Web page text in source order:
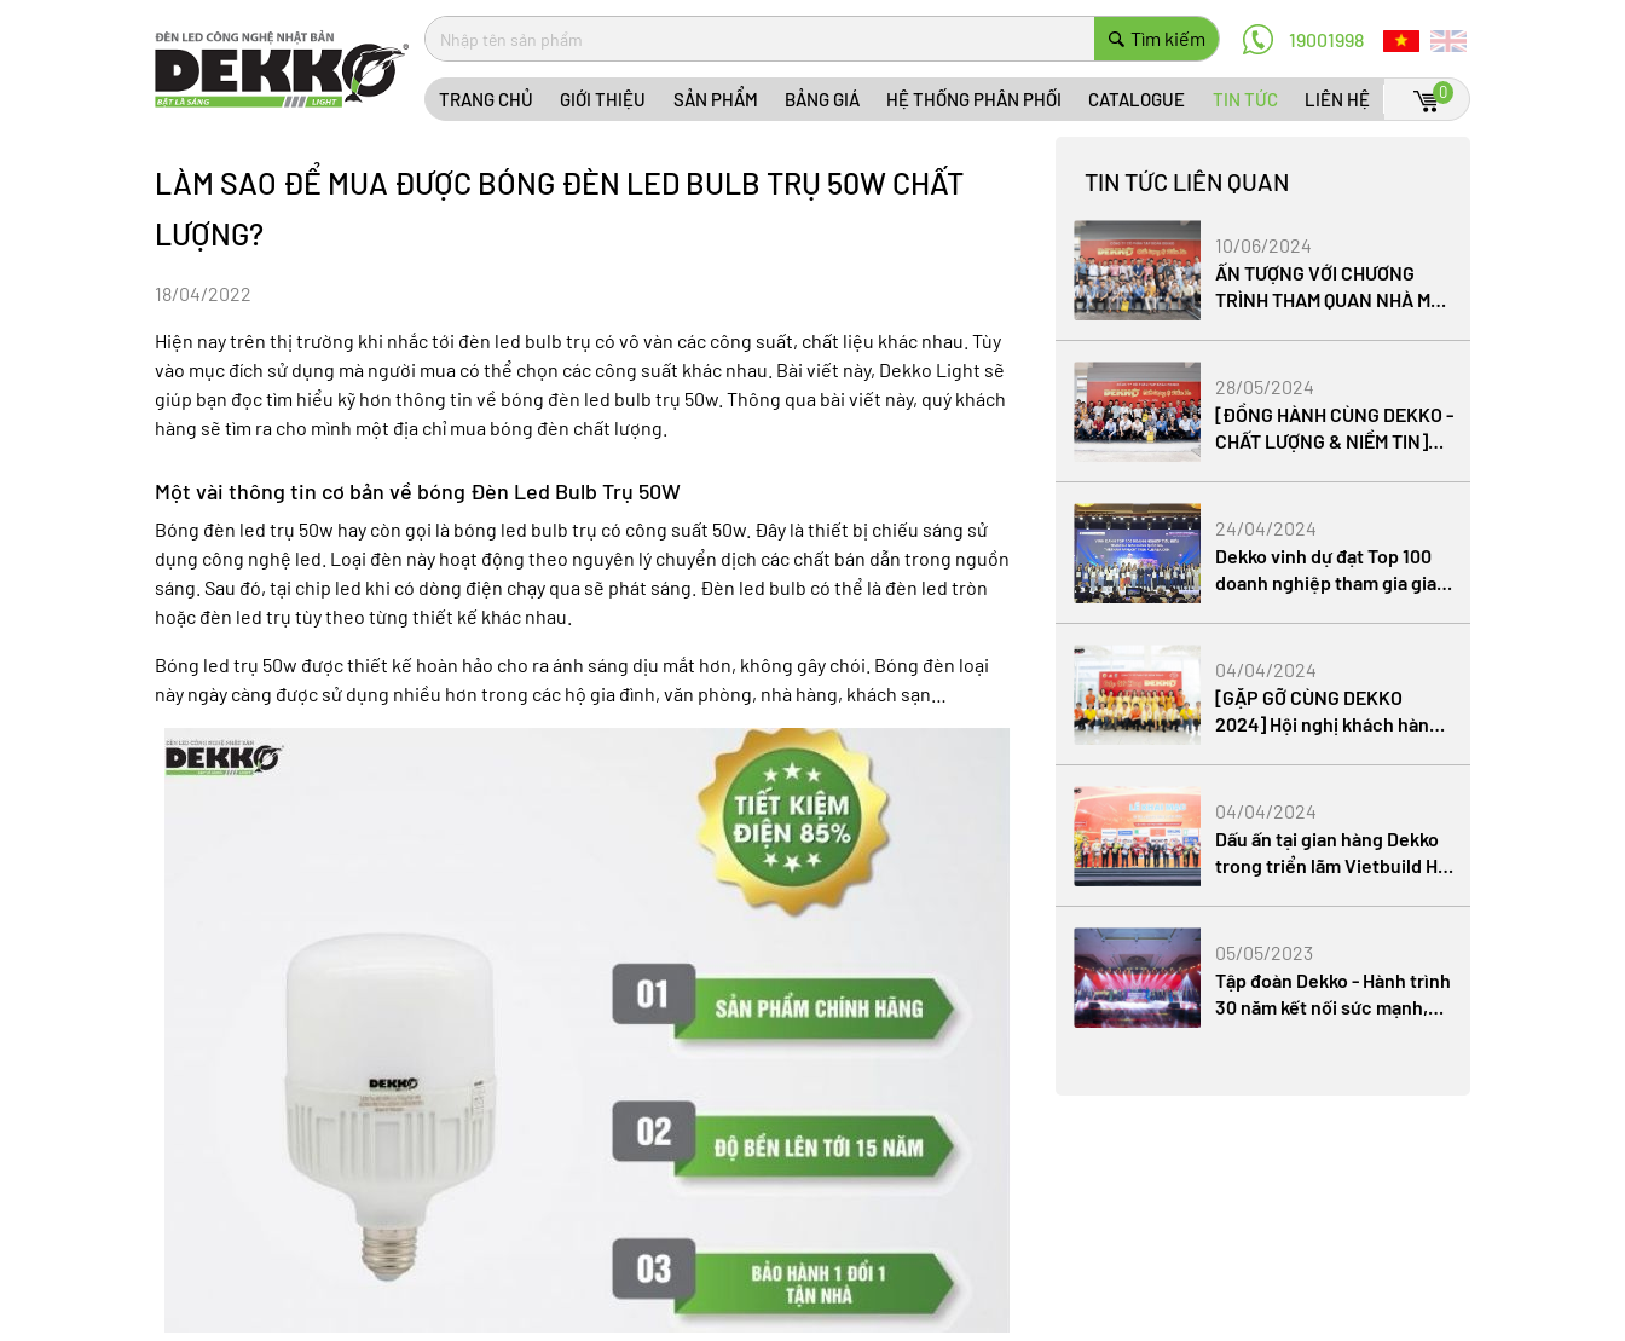
Tìm kiếm 19001998
TRANG CHỦ GIỚI THIỆU SẢN PHẨM BẢNG GIÁ HỆ THỐNG PHÂN PHỐI CATALOGUE TIN TỨC LIÊN HỆ 0
LÀM SAO ĐỂ MUA ĐƯỢC BÓNG ĐÈN LED BULB TRỤ 50W CHẤT
LƯỢNG?
18/04/2022
Hiện nay trên thị trường khi nhắc tới đèn led bulb trụ có vô vàn các công suất, chất liệu khác nhau. Tùy
vào mục đích sử dụng mà người mua có thể chọn các công suất khác nhau. Bài viết này, Dekko Light sẽ
giúp bạn đọc tìm hiểu kỹ hơn thông tin về bóng đèn led bulb trụ 50w. Thông qua bài viết này, quý khách
hàng sẽ tìm ra cho mình một địa chỉ mua bóng đèn chất lượng.
Một vài thông tin cơ bản về bóng Đèn Led Bulb Trụ 50W
Bóng đèn led trụ 50w hay còn gọi là bóng led bulb trụ có công suất 50w. Đây là thiết bị chiếu sáng sử
dụng công nghệ led. Loại đèn này hoạt động theo nguyên lý chuyển dịch các chất bán dẫn trong nguồn
sáng. Sau đó, tại chip led khi có dòng điện chạy qua sẽ phát sáng. Đèn led bulb có thể là đèn led tròn
hoặc đèn led trụ tùy theo từng thiết kế khác nhau.
Bóng led trụ 50w được thiết kế hoàn hảo cho ra ánh sáng dịu mắt hơn, không gây chói. Bóng đèn loại
này ngày càng được sử dụng nhiều hơn trong các hộ gia đình, văn phòng, nhà hàng, khách sạn…
TIN TỨC LIÊN QUAN
10/06/2024
ẤN TƯỢNG VỚI CHƯƠNG
TRÌNH THAM QUAN NHÀ MÁY
28/05/2024
[ĐỒNG HÀNH CÙNG DEKKO -
CHẤT LƯỢNG & NIỀM TIN]
2024
24/04/2024
Dekko vinh dự đạt Top 100
doanh nghiệp tham gia gian
04/04/2024
[GẶP GỠ CÙNG DEKKO
2024] Hội nghị khách hàng
04/04/2024
Dấu ấn tại gian hàng Dekko
trong triển lãm Vietbuild Hà
05/05/2023
Tập đoàn Dekko - Hành trình
30 năm kết nối sức mạnh,